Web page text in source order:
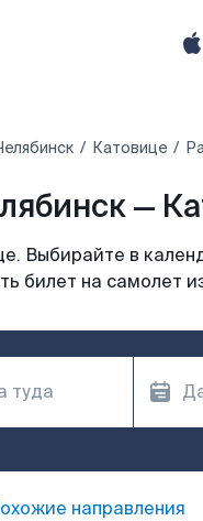
Катовице
—
Выбирайте в
билет на самолет
направления